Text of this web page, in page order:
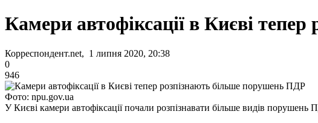
Камери автофіксації в Києві
Корреспондент.net, 1 липня 2020, 20:38
0
946
Фото: npu.gov.ua
У Києві камери автофіксації почали розпізнавати більше видів порушень